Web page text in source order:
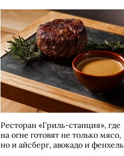
Ресторан «Гриль-станция», где
на огне готовят не только мясо,
но и айсберг, авокадо и фенхель